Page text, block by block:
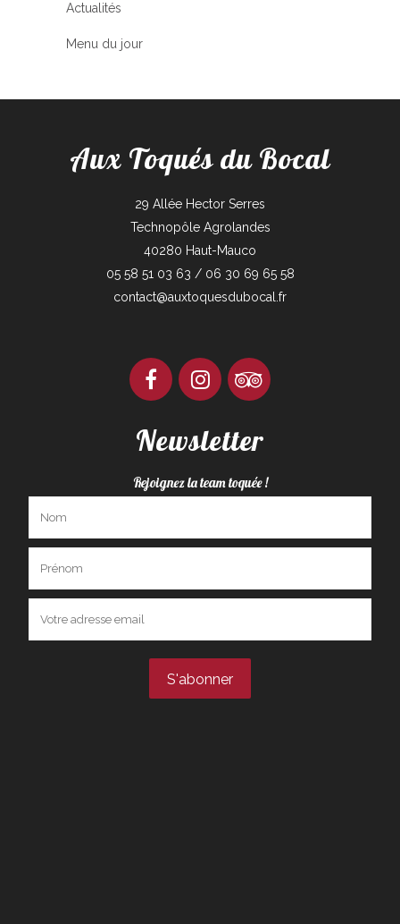
Actualités
Menu du jour
Aux Toqués du Bocal
29 Allée Hector Serres
Technopôle Agrolandes
40280 Haut-Mauco
05 58 51 03 63 / 06 30 69 65 58
contact@auxtoquesdubocal.fr
Newsletter
Rejoignez la team toquée !